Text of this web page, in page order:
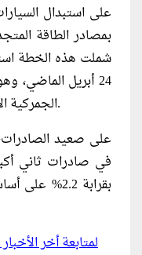
على استبدال
بمصادر الطاقة
24 أبريل
الجمركية الأمريكية على ثقة المستهلك الصيني.
في صادرات ثاني
لمتابعة أخر